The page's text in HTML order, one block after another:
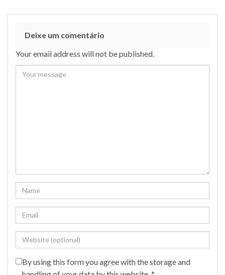
Deixe um comentário
Your email address will not be published.
By using this form you agree with the storage and